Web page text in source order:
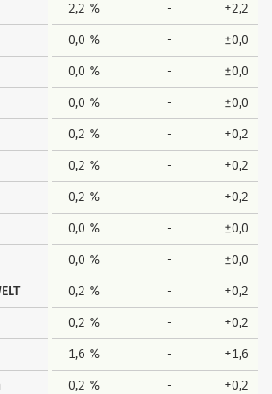
2,2 % - +2,2
0,0 % - ±0,0
0,0 % - ±0,0
0,0 % - ±0,0
0,2 % - +0,2
0,2 % - +0,2
0,2 % - +0,2
0,0 % - ±0,0
0,0 % - ±0,0
0,2 % - +0,2
0,2 % - +0,2
1,6 % - +1,6
0,2 % - +0,2